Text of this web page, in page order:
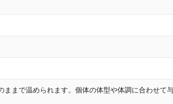
まで温められます。個体の体型や体調に合わせて